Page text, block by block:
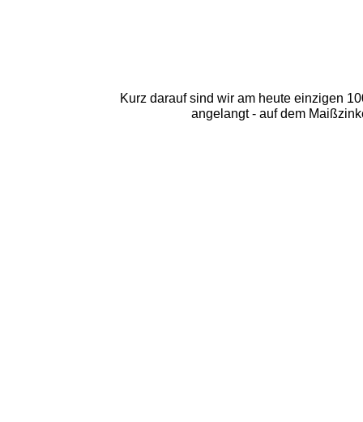
Kurz darauf sind wir am heute einzigen
angelangt - auf dem